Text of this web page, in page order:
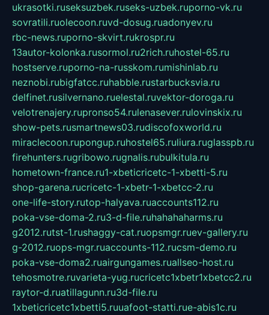
ukrasotki.ruseksuzbek.ruseks-uzbek.ruporno-vk.ru
sovratili.ruolecoon.ruvd-dosug.ruadonyev.ru
rbc-news.ruporno-skvirt.rukrospr.ru
13autor-kolonka.rusormol.ru2rich.ruhostel-65.ru
hostserve.ruporno-na-russkom.rumishinlab.ru
neznobi.rubigfatcc.ruhabble.rustarbucksvia.ru
delfinet.rusilvernano.ruelestal.ruvektor-doroga.ru
velotrenajery.rupronso54.rulenasever.rulovinskix.ru
show-pets.rusmartnews03.rudiscofoxworld.ru
miraclecoon.rupongup.ruhostel65.ruliura.ruglasspb.ru
firehunters.rugribowo.rugnalis.rubulkitula.ru
hometown-france.ru1-xbeticricetc-1-xbetti-5.ru
shop-garena.rucricetc-1-xbetr-1-xbetcc-2.ru
one-life-story.rutop-halyava.ruaccounts112.ru
poka-vse-doma-2.ru3-d-file.ruhahahaharms.ru
g2012.rutst-1.rushaggy-cat.ruopsmgr.ruev-gallery.ru
g-2012.ruops-mgr.ruaccounts-112.rucsm-demo.ru
poka-vse-doma2.ruairgungames.ruallseo-host.ru
tehosmotre.ruvarieta-yug.rucricetc1xbetr1xbetcc2.ru
raytor-d.ruatillagunn.ru3d-file.ru
1xbeticricetc1xbetti5.ruuafoot-statti.rue-abis1c.ru